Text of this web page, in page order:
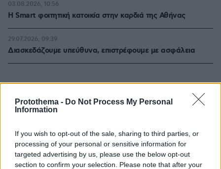
Protothema - Do Not Process My Personal
Information
If you wish to opt-out of the sale, sharing to third parties, or
processing of your personal or sensitive information for
targeted advertising by us, please use the below opt-out
section to confirm your selection. Please note that after your
Η Smart φοιτητική κατοικία στην καρδιά της Αθήνας
03.08.2026, 10:56
Διασκεδάζουμε υπεύθυνα, επιστρέφουμε με ασφάλεια
29.07.2026, 09:39
Ειδήσεις
Η ντροπή μπορεί να γίνει τοξική και να φυλακίσει την
ψυχή μας
πριν περίπου ένα λεπτό